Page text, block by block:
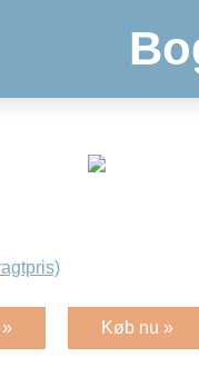
Køb nu »